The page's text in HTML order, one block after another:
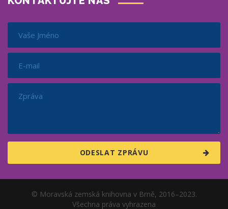
© Moravská zemská knihovna v Brně, 2016–2023.
Všechna práva vyhrazena